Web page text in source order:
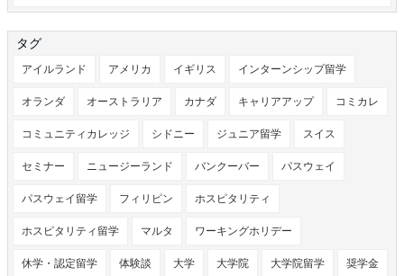
タグ
アイルランド アメリカ イギリス インターンシップ留学
オランダ オーストラリア カナダ キャリアアップ コミカレ
コミュニティカレッジ シドニー ジュニア留学 スイス
セミナー ニュージーランド バンクーバー パスウェイ
パスウェイ留学 フィリピン ホスピタリティ
ホスピタリティ留学 マルタ ワーキングホリデー
休学・認定留学 体験談 大学 大学院 大学院留学 奨学金